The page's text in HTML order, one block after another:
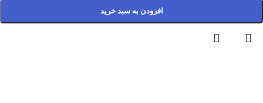
افزودن به سبد خرید